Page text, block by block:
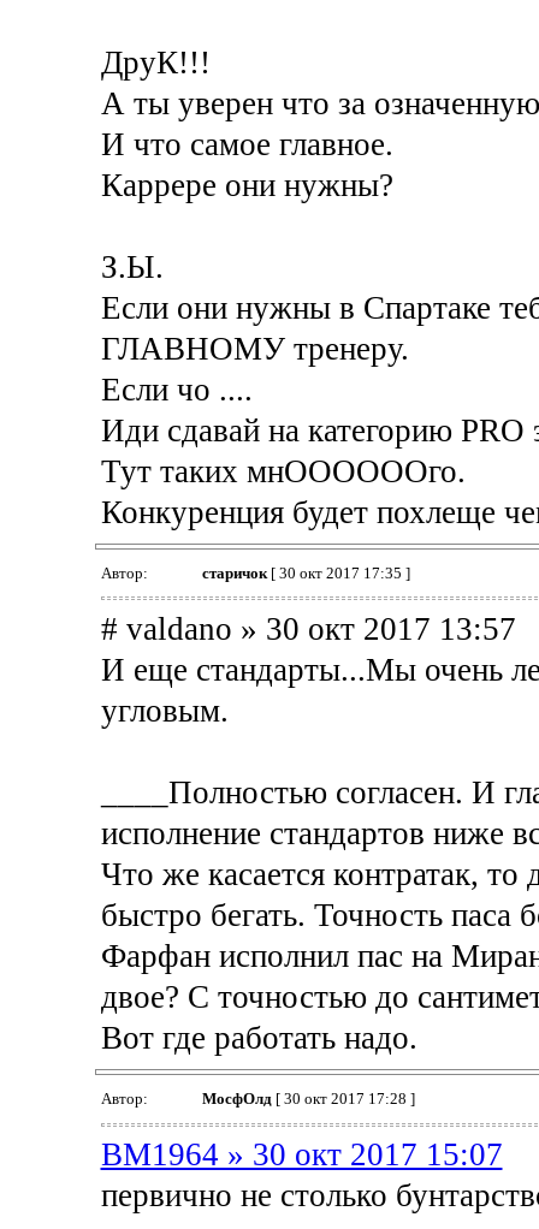
ДруК!!!
А ты уверен что за
И что самое главное.
Каррере они нужны?
З.Ы.
Если они нужны в Спартаке
ГЛАВНОМУ тренеру.
Если чо ....
Иди сдавай на категорию PRO
Тут таких мнООООООго.
Конкуренция будет похлеще
Автор: старичок[ 30 окт 2017 17:35 ]
# valdano » 30 окт 2017 13:57
И еще стандарты...Мы очень
угловым.
____Полностью согласен. И
исполнение стандартов ниже
Что же касается контратак,
быстро бегать. Точность паса
Фарфан исполнил пас на
двое? С точностью до
Вот где работать надо.
Автор: МосфОлд[ 30 окт 2017 17:28 ]
BM1964 » 30 окт 2017 15:07
первично не столько